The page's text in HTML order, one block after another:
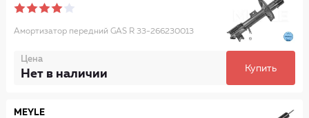
Амортизатор передний GAS R 33-266230013
Цена
Нет в наличии Купить
MEYLE